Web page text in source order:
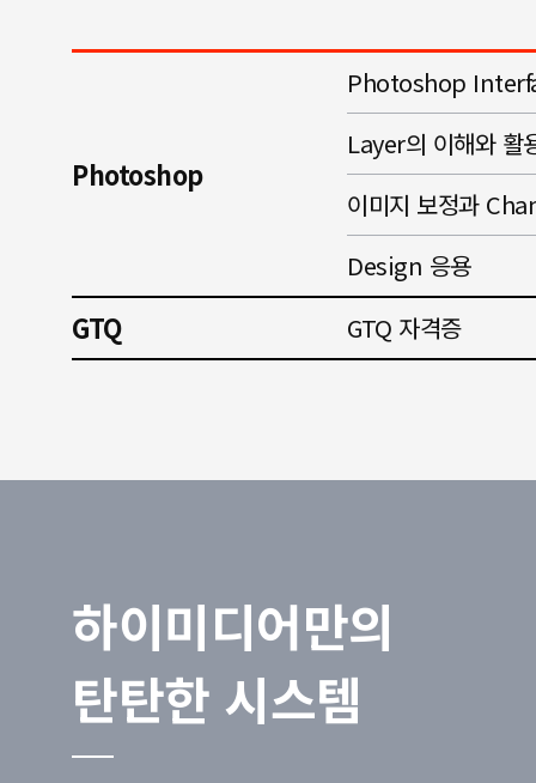
Photoshop
Photoshop
Layer의 이해와 활
이미지 보정과
Design 응용
GTQ GTQ 자격증
하이미디어만의
탄탄한 시스템